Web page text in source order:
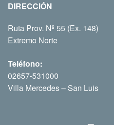
DIRECCIÓN
Ruta Prov. Nº 55 (Ex. 148)
Extremo Norte
Teléfono:
02657-531000
Villa Mercedes – San Luis